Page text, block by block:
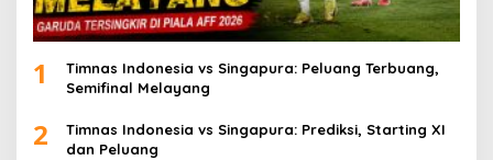
1
Timnas Indonesia vs Singapura: Peluang Terbuang,
Semifinal Melayang
2
Timnas Indonesia vs Singapura: Prediksi, Starting XI
dan Peluang